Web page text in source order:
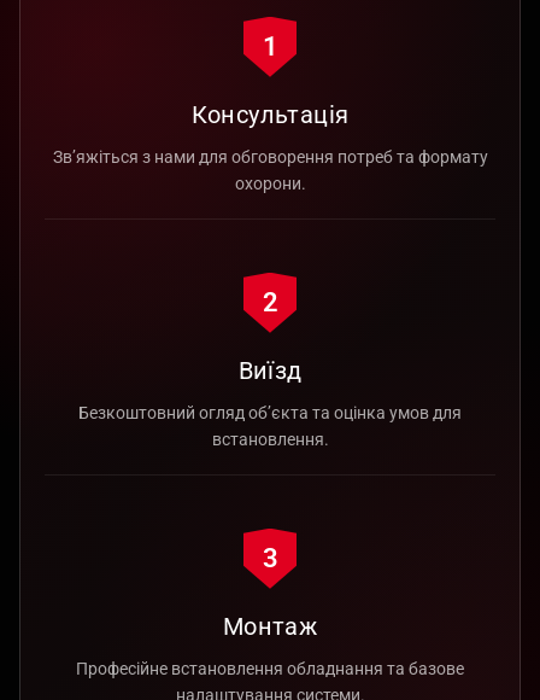
1
Консультація
Зв’яжіться з нами для обговорення потреб та формату
охорони.
2
Виїзд
Безкоштовний огляд об’єкта та оцінка умов для
встановлення.
3
Монтаж
Професійне встановлення обладнання та базове
налаштування системи.